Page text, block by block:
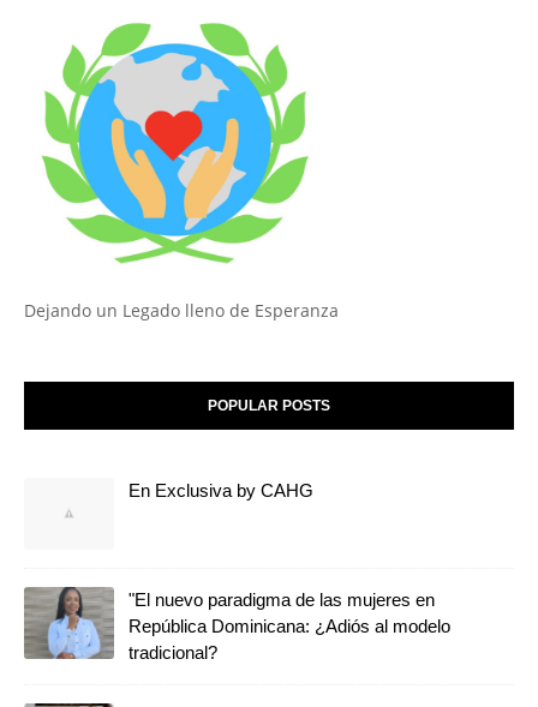
Dejando un Legado lleno de Esperanza
POPULAR POSTS
En Exclusiva by CAHG
"El nuevo paradigma de las mujeres en
República Dominicana: ¿Adiós al modelo
tradicional?